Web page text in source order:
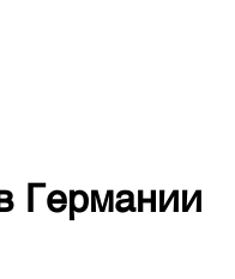
Германии